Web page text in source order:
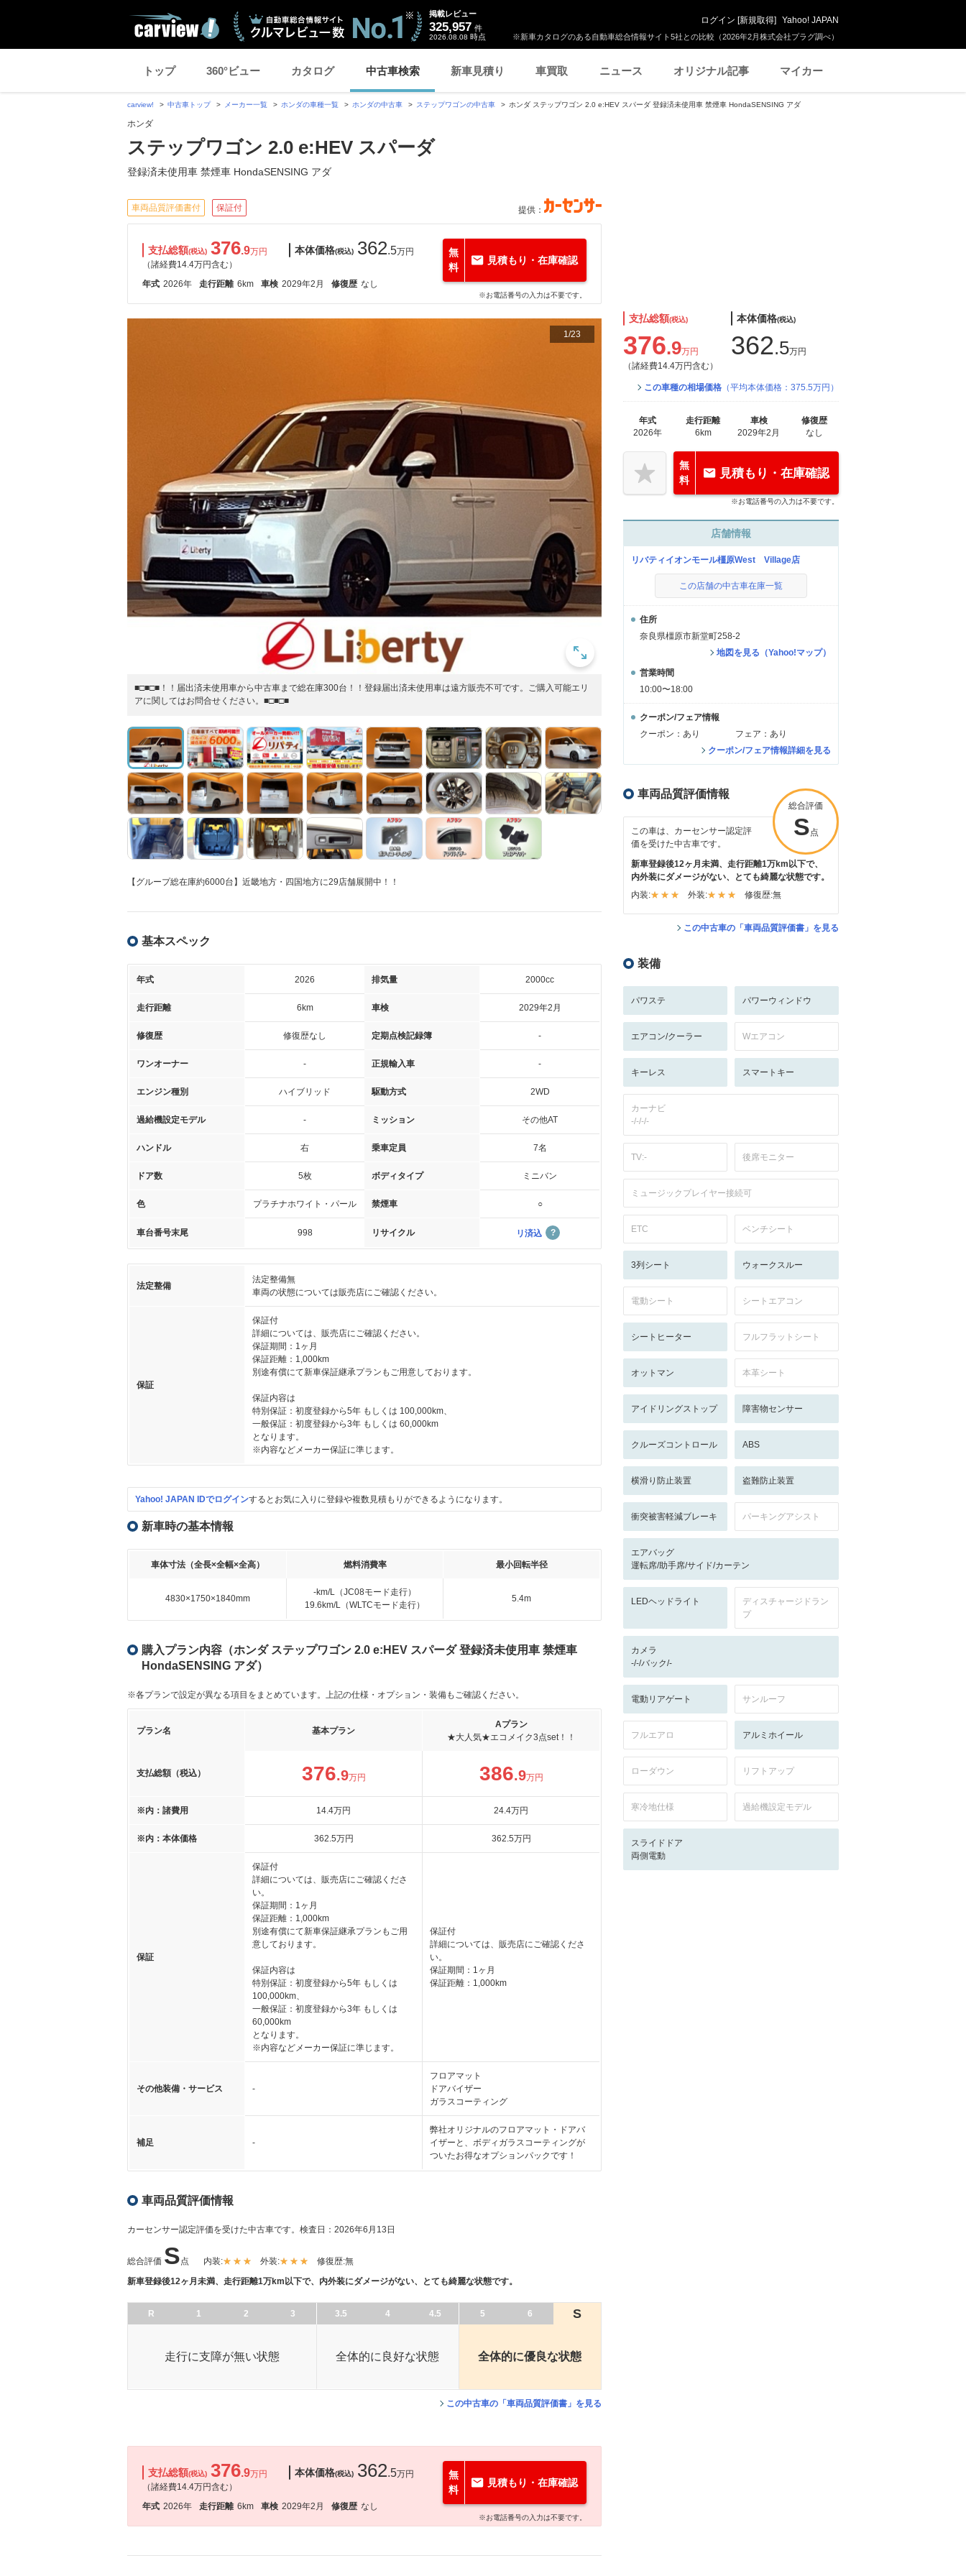
※新車カタログのある自動車総合情報サイト5社との比較（2026年2月株式会社プラグ調べ）
掲載レビュー
325,957 件
2026.08.08 時点
ログイン [新規取得] Yahoo! JAPAN
トップ 360°ビュー カタログ 中古車検索 新車見積り 車買取 ニュース オリジナル記事 マイカー
carview! 中古車トップ メーカー一覧 ホンダの車種一覧 ホンダの中古車 ステップワゴンの中古車 ホンダ ステップワゴン 2.0 e:HEV スパーダ 登録済未使用車 禁煙車 HondaSENSING アダ
ホンダ
ステップワゴン 2.0 e:HEV スパーダ
登録済未使用車 禁煙車 HondaSENSING アダ
車両品質評価書付 保証付 提供：
支払総額(税込) 376.9万円
（諸経費14.4万円含む）
本体価格(税込) 362.5万円
年式 2026年 走行距離 6km 車検 2029年2月 修復歴 なし
無
料
見積もり・在庫確認
※お電話番号の入力は不要です。
1/23
■□■□■！！届出済未使用車から中古車まで総在庫300台！！登録届出済未使用車は遠方販売不可です。ご購入可能エリ
アに関してはお問合せください。■□■□■
【グループ総在庫約6000台】近畿地方・四国地方に29店舗展開中！！
基本スペック
年式 2026 排気量 2000cc
走行距離 6km 車検 2029年2月
修復歴 修復歴なし 定期点検記録簿 -
ワンオーナー - 正規輸入車 -
エンジン種別 ハイブリッド 駆動方式 2WD
過給機設定モデル - ミッション その他AT
ハンドル 右 乗車定員 7名
ドア数 5枚 ボディタイプ ミニバン
色 プラチナホワイト・パール 禁煙車 ○
車台番号末尾 998 リサイクル リ済込
法定整備
法定整備無
車両の状態については販売店にご確認ください。
保証
保証付
詳細については、販売店にご確認ください。
保証期間：1ヶ月
保証距離：1,000km
別途有償にて新車保証継承プランもご用意しております。
保証内容は
特別保証：初度登録から5年 もしくは 100,000km、
一般保証：初度登録から3年 もしくは 60,000km
となります。
※内容などメーカー保証に準じます。
Yahoo! JAPAN IDでログインするとお気に入りに登録や複数見積もりができるようになります。
新車時の基本情報
車体寸法（全長×全幅×全高） 燃料消費率 最小回転半径
4830×1750×1840mm
-km/L（JC08モード走行）
19.6km/L（WLTCモード走行）
5.4m
購入プラン内容（ホンダ ステップワゴン 2.0 e:HEV スパーダ 登録済未使用車 禁煙車
HondaSENSING アダ）
※各プランで設定が異なる項目をまとめています。上記の仕様・オプション・装備もご確認ください。
プラン名 基本プラン
Aプラン
★大人気★エコメイク3点set！！
支払総額（税込） 376.9万円 386.9万円
※内：諸費用 14.4万円 24.4万円
※内：本体価格 362.5万円 362.5万円
保証
保証付
詳細については、販売店にご確認くださ
い。
保証期間：1ヶ月
保証距離：1,000km
別途有償にて新車保証継承プランもご用
意しております。
保証内容は
特別保証：初度登録から5年 もしくは
100,000km、
一般保証：初度登録から3年 もしくは
60,000km
となります。
※内容などメーカー保証に準じます。
保証付
詳細については、販売店にご確認くださ
い。
保証期間：1ヶ月
保証距離：1,000km
その他装備・サービス -
フロアマット
ドアバイザー
ガラスコーティング
補足 -
弊社オリジナルのフロアマット・ドアバ
イザーと、ボディガラスコーティングが
ついたお得なオプションパックです！
車両品質評価情報
カーセンサー認定評価を受けた中古車です。 検査日：2026年6月13日
総合評価 S点 内装: 外装: 修復歴:無
新車登録後12ヶ月未満、走行距離1万km以下で、内外装にダメージがない、とても綺麗な状態です。
R 1 2 3 3.5 4 4.5 5 6 S
走行に支障が無い状態 全体的に良好な状態 全体的に優良な状態
この中古車の「車両品質評価書」を見る
支払総額(税込) 376.9万円
（諸経費14.4万円含む）
本体価格(税込) 362.5万円
年式 2026年 走行距離 6km 車検 2029年2月 修復歴 なし
無
料
見積もり・在庫確認
※お電話番号の入力は不要です。
支払総額(税込)
376.9万円
（諸経費14.4万円含む）
本体価格(税込)
362.5万円
この車種の相場価格 （平均本体価格：375.5万円）
年式
2026年
走行距離
6km
車検
2029年2月
修復歴
なし
無
料
見積もり・在庫確認
※お電話番号の入力は不要です。
店舗情報
リバティイオンモール橿原West Village店
この店舗の中古車在庫一覧
住所
奈良県橿原市新堂町258-2
地図を見る（Yahoo!マップ）
営業時間
10:00〜18:00
クーポン/フェア情報
クーポン：あり
フェア：あり
クーポン/フェア情報詳細を見る
車両品質評価情報
総合評価
S点
この車は、カーセンサー認定評
価を受けた中古車です。
新車登録後12ヶ月未満、走行距離1万km以下で、
内外装にダメージがない、とても綺麗な状態です。
内装:
外装: 修復歴:無
この中古車の「車両品質評価書」を見る
装備
パワステ パワーウィンドウ
エアコン/クーラー Wエアコン
キーレス スマートキー
カーナビ
-/-/-/-
TV:- 後席モニター
ミュージックプレイヤー接続可
ETC ベンチシート
3列シート ウォークスルー
電動シート シートエアコン
シートヒーター フルフラットシート
オットマン 本革シート
アイドリングストップ 障害物センサー
クルーズコントロール ABS
横滑り防止装置 盗難防止装置
衝突被害軽減ブレーキ パーキングアシスト
エアバッグ
運転席/助手席/サイド/カーテン
LEDヘッドライト
ディスチャージドラン
プ
カメラ
-/-/バック/-
電動リアゲート サンルーフ
フルエアロ アルミホイール
ローダウン リフトアップ
寒冷地仕様 過給機設定モデル
スライドドア
両側電動